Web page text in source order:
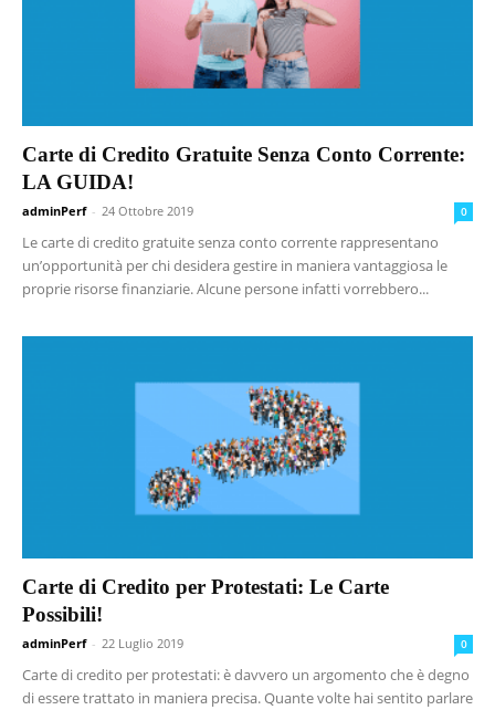
Carte di Credito Gratuite Senza Conto Corrente:
LA GUIDA!
adminPerf - 24 Ottobre 2019 0
Le carte di credito gratuite senza conto corrente rappresentano
un’opportunità per chi desidera gestire in maniera vantaggiosa le
proprie risorse finanziarie. Alcune persone infatti vorrebbero...
Carte di Credito per Protestati: Le Carte
Possibili!
adminPerf - 22 Luglio 2019 0
Carte di credito per protestati: è davvero un argomento che è degno
di essere trattato in maniera precisa. Quante volte hai sentito parlare